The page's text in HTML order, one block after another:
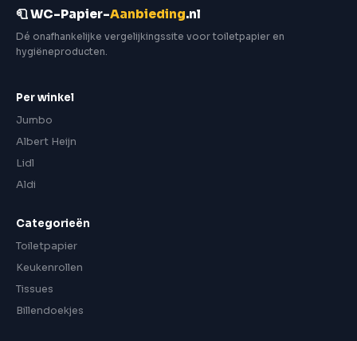
🧻 WC-Papier-Aanbieding.nl
Dé onafhankelijke vergelijkingssite voor toiletpapier en
hygiëneproducten.
Per winkel
Jumbo
Albert Heijn
Lidl
Aldi
Categorieën
Toiletpapier
Keukenrollen
Tissues
Billendoekjes